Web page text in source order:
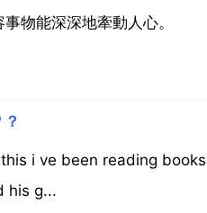
物能深深地牽動人心。
i ve been reading
his g...